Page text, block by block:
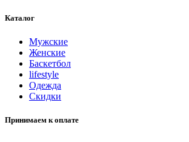
Каталог
Мужские
Женские
Баскетбол
lifestyle
Одежда
Скидки
Принимаем к оплате